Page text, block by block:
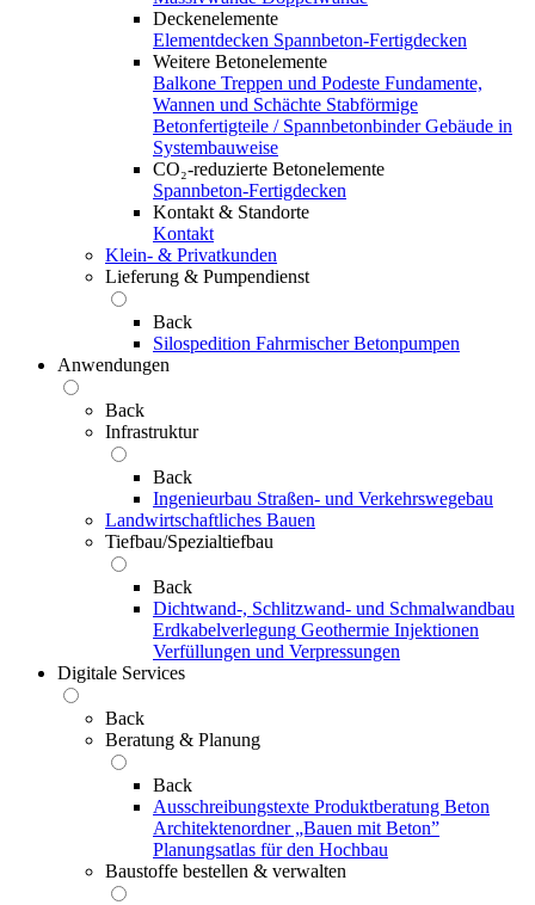
Deckenelemente
Elementdecken Spannbeton-Fertigdecken
Weitere Betonelemente
Balkone Treppen und Podeste Fundamente,
Wannen und Schächte Stabförmige
Betonfertigteile / Spannbetonbinder Gebäude in
Systembauweise
CO₂-reduzierte Betonelemente
Spannbeton-Fertigdecken
Kontakt & Standorte
Kontakt
Klein- & Privatkunden
Lieferung & Pumpendienst
Back
Silospedition Fahrmischer Betonpumpen
Anwendungen
Back
Infrastruktur
Back
Ingenieurbau Straßen- und Verkehrswegebau
Landwirtschaftliches Bauen
Tiefbau/Spezialtiefbau
Back
Dichtwand-, Schlitzwand- und Schmalwandbau
Erdkabelverlegung Geothermie Injektionen
Verfüllungen und Verpressungen
Digitale Services
Back
Beratung & Planung
Back
Ausschreibungstexte Produktberatung Beton
Architektenordner „Bauen mit Beton”
Planungsatlas für den Hochbau
Baustoffe bestellen & verwalten